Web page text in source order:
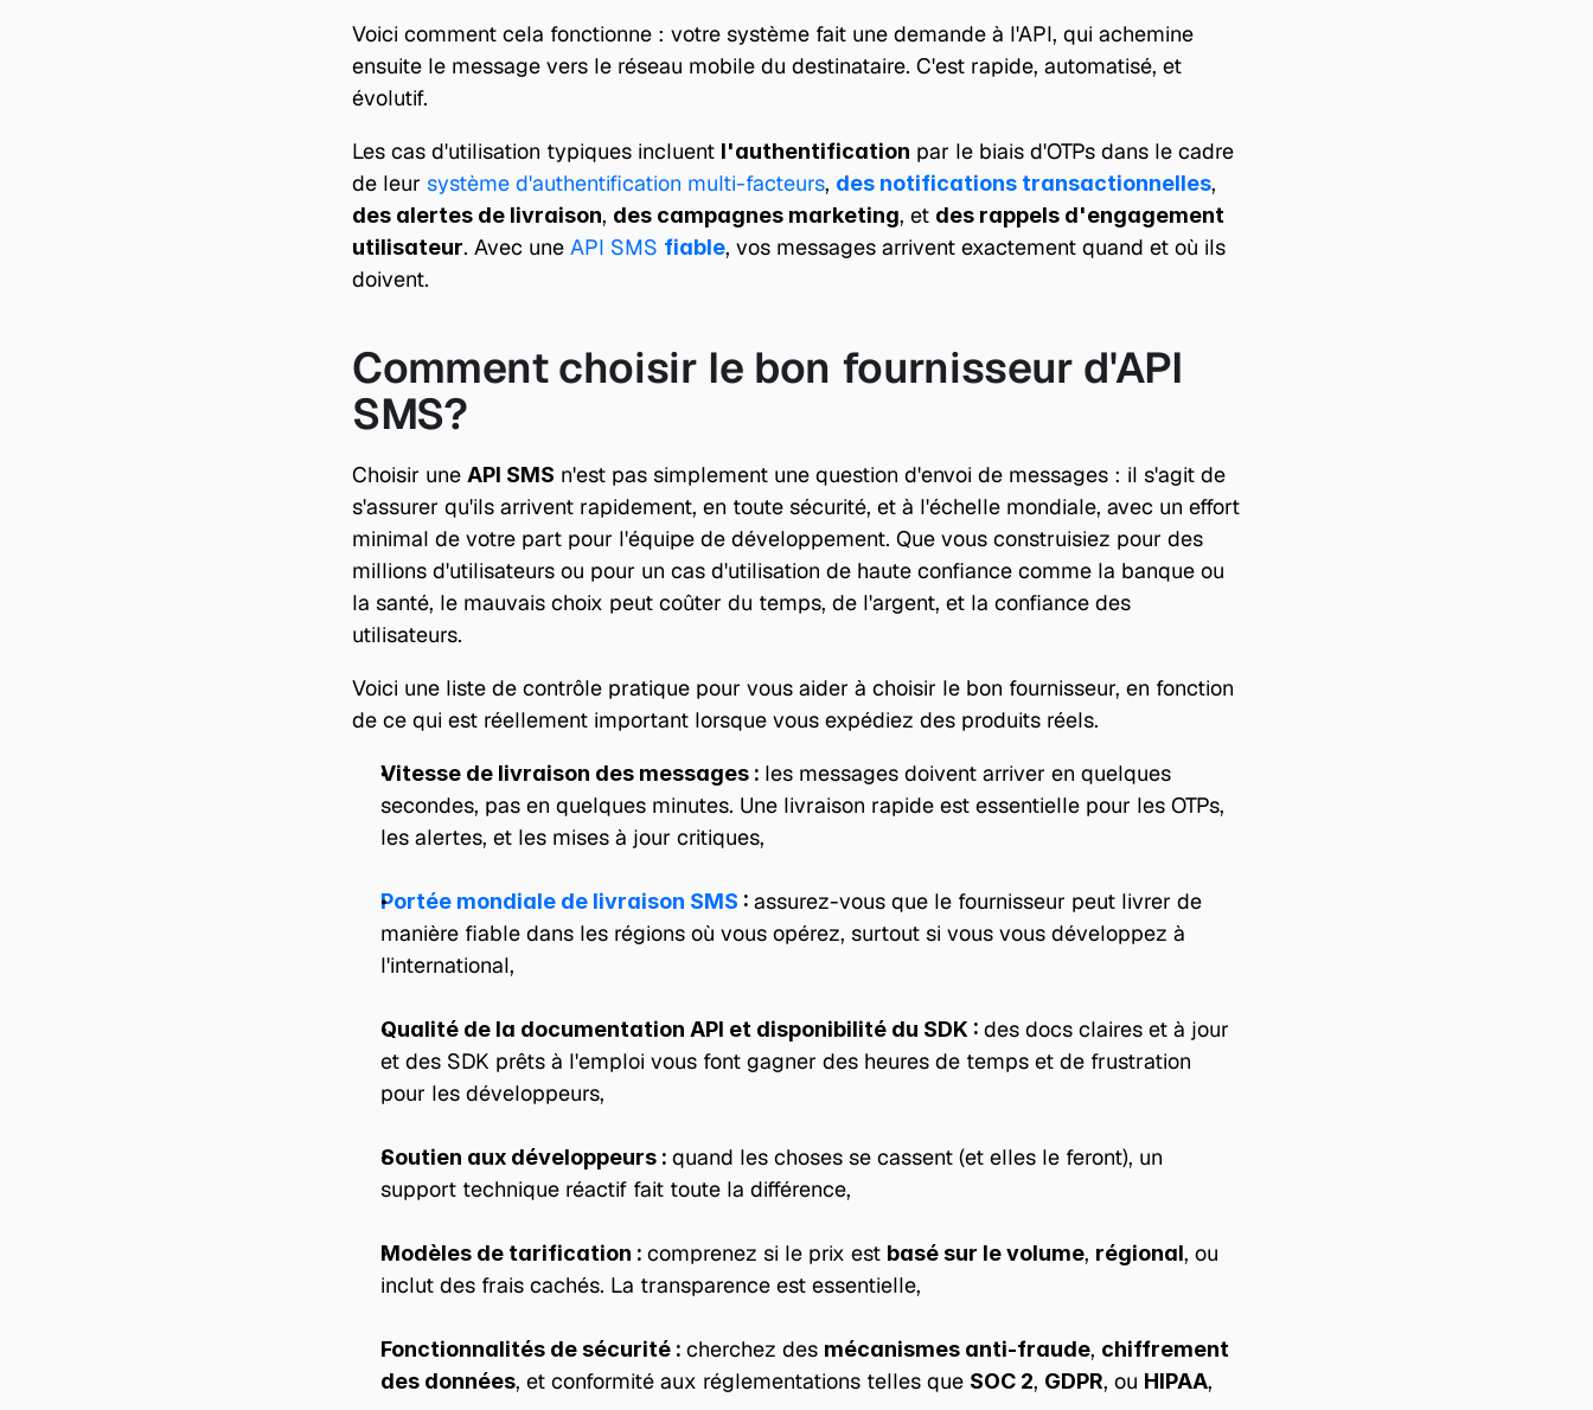
Voici comment cela fonctionne : votre système fait une demande à l'API, qui achemine
ensuite le message vers le réseau mobile du destinataire. C'est rapide, automatisé, et
évolutif.
Les cas d'utilisation typiques incluent l'authentification par le biais d'OTPs dans le cadre
de leur système d'authentification multi-facteurs, des notifications transactionnelles
des alertes de livraison, des campagnes marketing, et des rappels d'engagement
utilisateur. Avec une API SMS fiable, vos messages arrivent exactement quand et où ils
doivent.
Comment choisir le bon fournisseur d'API
SMS?
Choisir une API SMS n'est pas simplement une question d'envoi de messages : il s'agit de
s'assurer qu'ils arrivent rapidement, en toute sécurité, et à l'échelle mondiale, avec un effort
minimal de votre part pour l'équipe de développement. Que vous construisiez pour des
millions d'utilisateurs ou pour un cas d'utilisation de haute confiance comme la banque ou
la santé, le mauvais choix peut coûter du temps, de l'argent, et la confiance des
utilisateurs.
Voici une liste de contrôle pratique pour vous aider à choisir le bon fournisseur, en fonction
de ce qui est réellement important lorsque vous expédiez des produits réels.
Vitesse de livraison des messages : les messages doivent arriver en quelques
secondes, pas en quelques minutes. Une livraison rapide est essentielle pour les OTPs,
les alertes, et les mises à jour critiques,
Portée mondiale de livraison SMS : assurez-vous que le fournisseur peut livrer de
manière fiable dans les régions où vous opérez, surtout si vous vous développez à
l'international,
Qualité de la documentation API et disponibilité du SDK : des docs claires et à jour
et des SDK prêts à l'emploi vous font gagner des heures de temps et de frustration
pour les développeurs,
Soutien aux développeurs : quand les choses se cassent (et elles le feront), un
support technique réactif fait toute la différence,
Modèles de tarification : comprenez si le prix est basé sur le volume, régional, ou
inclut des frais cachés. La transparence est essentielle,
Fonctionnalités de sécurité : cherchez des mécanismes anti-fraude, chiffrement
des données, et conformité aux réglementations telles que SOC 2, GDPR, ou HIPAA,